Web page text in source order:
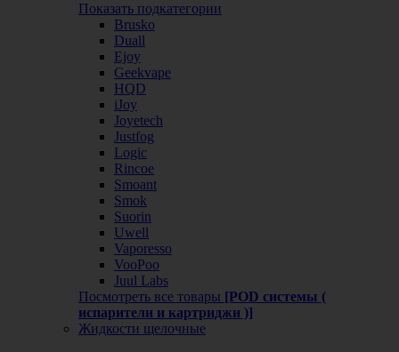
Показать подкатегории
Brusko
Duall
Ejoy
Geekvape
HQD
iJoy
Joyetech
Justfog
Logic
Rincoe
Smoant
Smok
Suorin
Uwell
Vaporesso
VooPoo
Juul Labs
Посмотреть все товары [POD системы (
испарители и картриджи )]
Жидкости щелочные